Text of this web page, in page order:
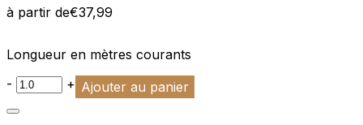
à partir de€37,99
Longueur en mètres courants
-
+ Ajouter au panier